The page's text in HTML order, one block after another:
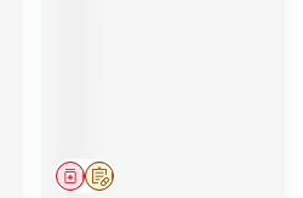
Op voorschrift
Geneesmiddel